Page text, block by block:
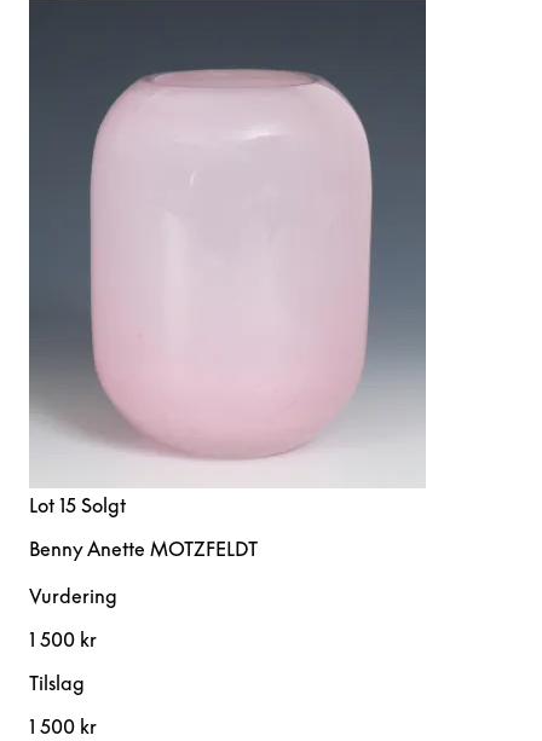
Lot 15 Solgt
Benny Anette MOTZFELDT
Vurdering
1 500 kr
Tilslag
1 500 kr